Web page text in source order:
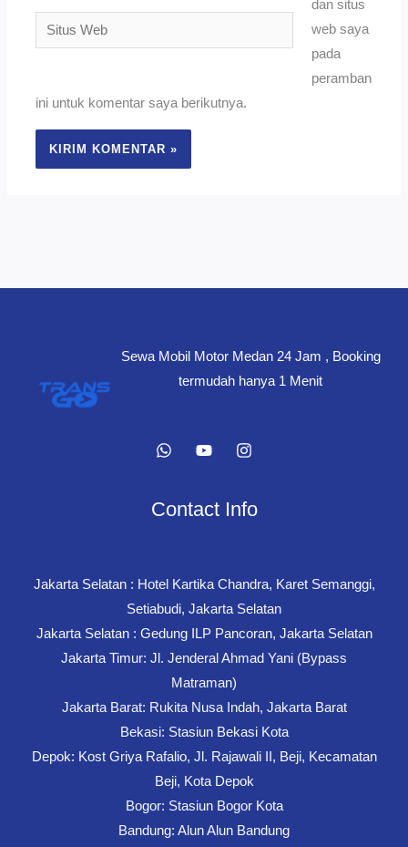
Situs
Web
dan situs
web saya
pada
peramban
ini untuk komentar saya berikutnya.
Sewa Mobil Motor Medan 24 Jam , Booking
termudah hanya 1 Menit
Contact Info
Jakarta Selatan : Hotel Kartika Chandra, Karet Semanggi,
Setiabudi, Jakarta Selatan
Jakarta Selatan : Gedung ILP Pancoran, Jakarta Selatan
Jakarta Timur: Jl. Jenderal Ahmad Yani (Bypass
Matraman)
Jakarta Barat: Rukita Nusa Indah, Jakarta Barat
Bekasi: Stasiun Bekasi Kota
Depok: Kost Griya Rafalio, Jl. Rajawali II, Beji, Kecamatan
Beji, Kota Depok
Bogor: Stasiun Bogor Kota
Bandung: Alun Alun Bandung